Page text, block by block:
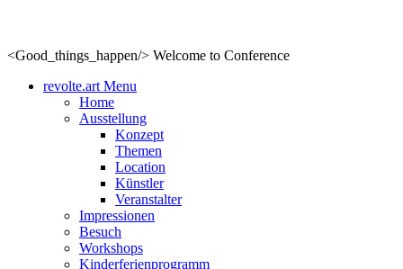
<Good_things_happen/> Welcome to Conference
revolte.art Menu
Home
Ausstellung
Konzept
Themen
Location
Künstler
Veranstalter
Impressionen
Besuch
Workshops
Kinderferienprogramm